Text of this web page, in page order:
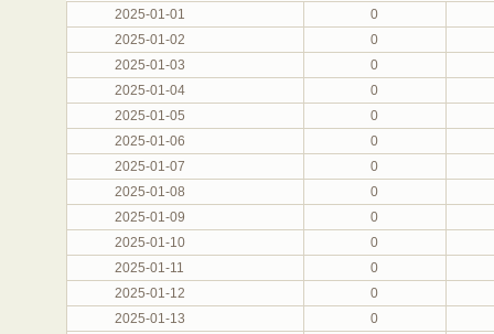
2025-01-01
0
2025-01-02
0
2025-01-03
0
2025-01-04
0
2025-01-05
0
2025-01-06
0
2025-01-07
0
2025-01-08
0
2025-01-09
0
2025-01-10
0
2025-01-11
0
2025-01-12
0
2025-01-13
0